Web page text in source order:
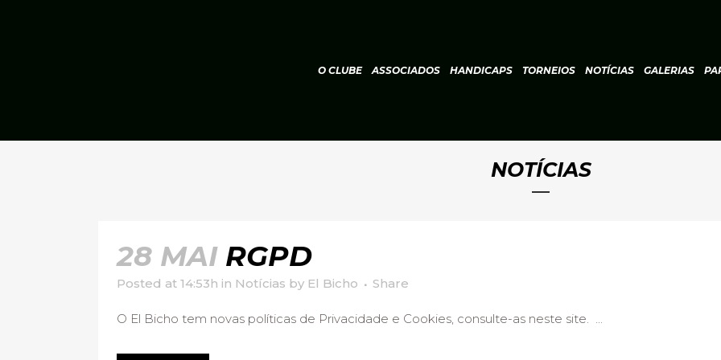
O CLUBE ASSOCIADOS HANDICAPS TORNEIOS NOTÍCIAS GALERIAS
NOTÍCIAS
28 MAI RGPD
Posted at 14:53h in Notícias by El Bicho Share
O El Bicho tem novas políticas de Privacidade e Cookies, consulte-as neste site. ...